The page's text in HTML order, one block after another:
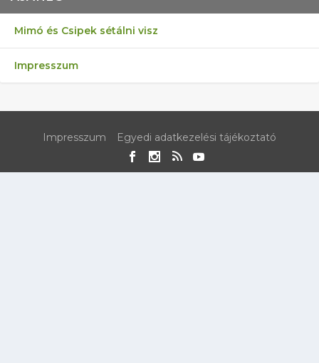
Mimó és Csipek sétálni visz
Impresszum
Impresszum Egyedi adatkezelési tájékoztató